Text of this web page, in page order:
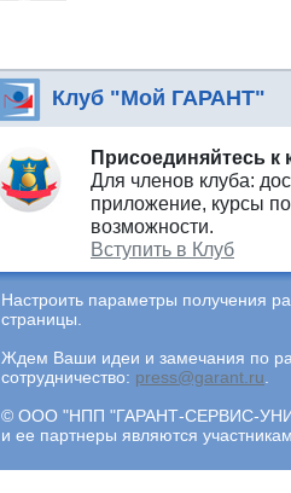
Клуб "Мой ГАРАНТ"
Присоединяйтесь
Для членов клуба:
приложение, курсы
возможности.
Вступить в Клуб
Настроить параметры получения
страницы.
Ждем Ваши идеи и замечания по
сотрудничество: press@garant.ru.
© ООО "НПП "ГАРАНТ-СЕРВИС-
и ее партнеры являются